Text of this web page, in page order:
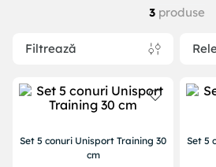
3 produse
Filtrează
Set 5 conuri Unisport Training 30
cm
Set 5